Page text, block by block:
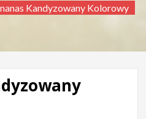
Kandyzowany Kolorowy